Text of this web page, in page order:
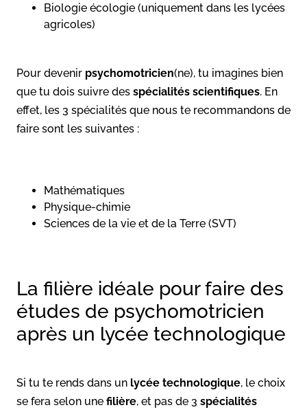
Biologie écologie (uniquement dans les lycées
agricoles)
Pour devenir psychomotricien(ne), tu imagines bien
que tu dois suivre des spécialités scientifiques. En
effet, les 3 spécialités que nous te recommandons de
faire sont les suivantes :
Mathématiques
Physique-chimie
Sciences de la vie et de la Terre (SVT)
La filière idéale pour faire des
études de psychomotricien
après un lycée technologique
Si tu te rends dans un lycée technologique, le choix
se fera selon une filière, et pas de 3 spécialités